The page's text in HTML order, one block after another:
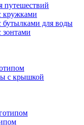
путешествий
кружками
для воды
с крышкой